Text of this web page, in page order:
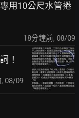
用10公尺水管捲
18分鐘前, 08/09
！
, 08/09